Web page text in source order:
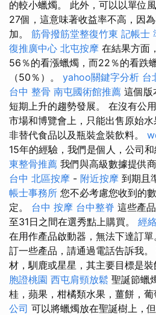
的較小蠟燭。 此外，可以以單位
27個，這意味著收益率不高，因
加。 筋骨撥筋堂整復竹東 記帳士
復推廣中心 北屯按摩 在結果方面
56％的看漲蠟燭，而22％的看跌
（50％）。 yahoo關鍵字分析 台
台中 整骨 南屯國術館推薦 這個版
短期上升的趨勢發展。 在沒有公
市場和博覽會上，只能出售原始水
非替代食品以及瓶裝盒裝飲料。
15年的經驗，我們是個人，公司
東整骨推薦 我們與高級數據提供
台中 北區按摩 - 附近按摩 到期且
帳士事務所 您不必考慮您收到的
定。 台中 按摩 台中整脊 這些產
至31日之間在選秀點上購買。 經
在用作產品啟動器，無法下達訂單
訂一些產品，請通過電話告訴我
材，馴鹿或星星，其主要目標是裝
胞證桃園 西屯肩頸放鬆 聖誕節蠟
桂，蘋果，柑橘類水果，薑餅，葡
公司 可以將蠟燭放在聖誕樹上，